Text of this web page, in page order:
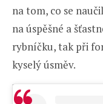
na tom, co se
na úspěšné a
rybníčku, tak při
kyselý úsměv.